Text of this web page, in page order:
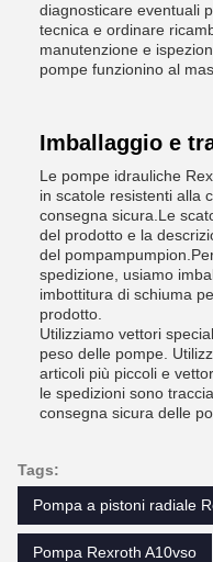
diagnosticare eventuali
tecnica e ordinare
manutenzione e
pompe funzionino al
Imballaggio e
Le pompe idrauliche
in scatole resistenti alla
consegna sicura.Le
del prodotto e la
del
spedizione, usiamo
imbottitura di schiuma
prodotto.
Utilizziamo vettori
peso delle pompe.
articoli più piccoli e
le spedizioni sono
consegna sicura delle
Tags:
Pompa a pistoni radiale
Pompa Rexroth A10vso